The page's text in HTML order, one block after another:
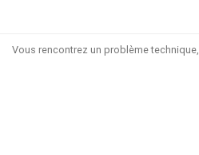
Vous rencontrez un problème technique,